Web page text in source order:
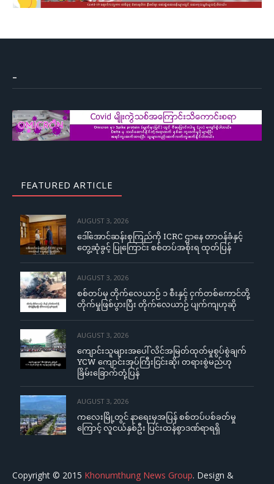
–
FEATURED ARTICLE
AUGUST 3, 2026
ဒေါ်အောင်ဆန်းစုကြည်ကို ICRC ဌာနေ တာဝန်ခံနှင့်
တွေ့ဆုံခွင့် ပြုကြောင်း စစ်တပ်အစိုးရ ထုတ်ပြန်
AUGUST 3, 2026
စစ်တပ်မှ တိုက်လေယာဉ် ၁ စီးနှင့် ငှက်တစ်ကောင်တို့
တိုက်မှုဖြစ်ပွားပြီး တိုက်လေယာဉ် ပျက်ကျဟုဆို
AUGUST 3, 2026
ကျောင်းသူများအပေါ် လိင်အမြတ်ထုတ်မှုစွပ်စွဲချက်
YCW ကျောင်းအုပ်ကြီးငြင်းဆို၊ တရားစွဲမည်ဟု
ခြိမ်းခြောက်တုံ့ပြန်
AUGUST 3, 2026
ကလေးမြို့တွင် နာရေးမှအပြန် စစ်တပ်ပစ်ခတ်မှု
ကြောင့် လူငယ်နှစ်ဦး ပြင်းထန်စွာဒဏ်ရာရရှိ
Copyright © 2015 Khonumthung News Group. Design &